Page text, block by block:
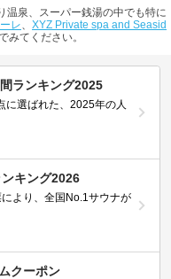
温泉、スーパー銭湯の中でも特に
レ
XYZ Private spa and Seasid
みてください。
ランキング2025
に選ばれた、2025年の人
キング2026
より、全国No.1サウナが
クーポン